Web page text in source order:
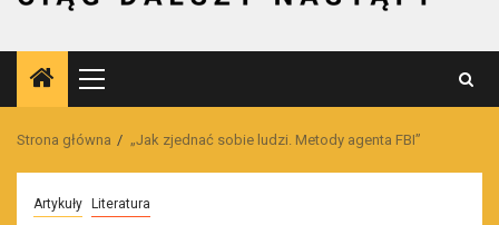
Menu
główne
Strona główna „Jak zjednać sobie ludzi. Metody agenta FBI”
Artykuły Literatura